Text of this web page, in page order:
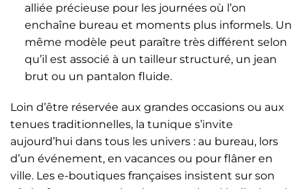
alliée précieuse pour les journées où l’on
enchaîne bureau et moments plus informels. Un
même modèle peut paraître très différent selon
qu’il est associé à un tailleur structuré, un jean
brut ou un pantalon fluide.
Loin d’être réservée aux grandes occasions ou aux
tenues traditionnelles, la tunique s’invite
aujourd’hui dans tous les univers : au bureau, lors
d’un événement, en vacances ou pour flâner en
ville. Les e-boutiques françaises insistent sur son